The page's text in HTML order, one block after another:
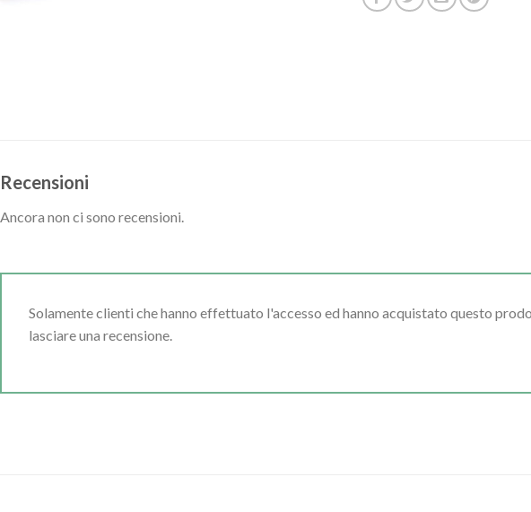
Recensioni
Ancora non ci sono recensioni.
Solamente clienti che hanno effettuato l'accesso ed hanno acquistato questo
lasciare una recensione.